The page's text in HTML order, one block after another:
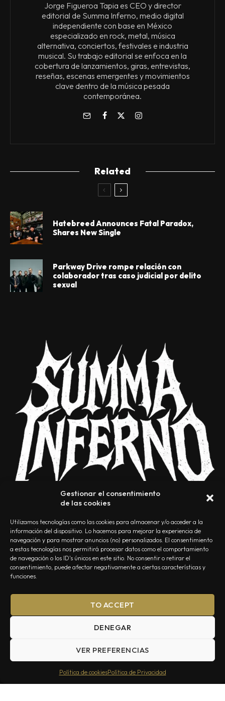
Gestionar el consentimiento
de las cookies
Utilizamos tecnologías como las cookies para almacenar y/o acceder a la
información del dispositivo. Lo hacemos para mejorar la experiencia de
navegación y para mostrar anuncios (no) personalizados. El consentimiento
a estas tecnologías nos permitirá procesar datos como el comportamiento
de navegación o los ID's únicos en este sitio. No consentir o retirar el
consentimiento, puede afectar negativamente a ciertas características y
funciones.
TO ACCEPT
DENEGAR
VER PREFERENCIAS
Política de cookiesPolítica de Privacidad
Jorge Figueroa Tapia es CEO y director
editorial de Summa Inferno, medio digital
independiente con base en México
especializado en rock, metal, música
alternativa, conciertos, festivales e industria
musical. Su trabajo editorial se enfoca en la
cobertura de lanzamientos, giras, entrevistas,
reseñas, escenas emergentes y movimientos
clave dentro de la música pesada
contemporánea.
Related
Hatebreed Announces Fatal Paradox,
Shares New Single
Parkway Drive rompe relación con
colaborador tras caso judicial por delito
sexual
NOSOTROS CONTACTO EDITORIAL POLÍTICA DE PRIVACIDAD
Summa Inferno — Todos los Derechos Reservados © 2026